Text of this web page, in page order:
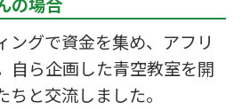
ングで資金を集め、アフリ
自ら企画した青空教室を開
と交流しました。